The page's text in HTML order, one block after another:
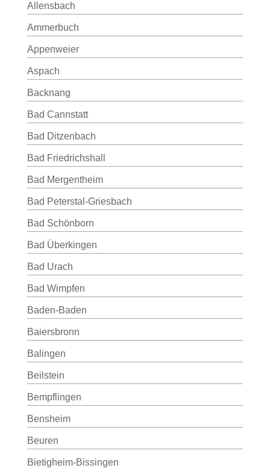
Allensbach
Ammerbuch
Appenweier
Aspach
Backnang
Bad Cannstatt
Bad Ditzenbach
Bad Friedrichshall
Bad Mergentheim
Bad Peterstal-Griesbach
Bad Schönborn
Bad Überkingen
Bad Urach
Bad Wimpfen
Baden-Baden
Baiersbronn
Balingen
Beilstein
Bempflingen
Bensheim
Beuren
Bietigheim-Bissingen